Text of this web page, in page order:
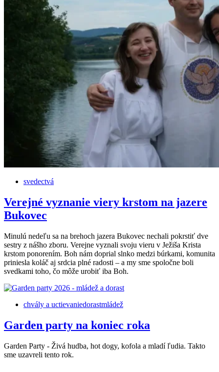
svedectvá
Verejné vyznanie viery krstom na jazere
Bukovec
Minulú nedeľu sa na brehoch jazera Bukovec nechali pokrstiť dve
sestry z nášho zboru. Verejne vyznali svoju vieru v Ježiša Krista
krstom ponorením. Boh nám doprial slnko medzi búrkami, komunita
priniesla koláč aj srdcia plné radosti – a my sme spoločne boli
svedkami toho, čo môže urobiť iba Boh.
chvály a uctievaniedorastmládež
Garden party na koniec roka
Garden Party - Živá hudba, hot dogy, kofola a mladí ľudia. Takto
sme uzavreli tento rok.